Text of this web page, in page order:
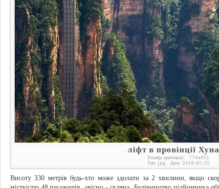
ліфт в провінції
Розмір оригіналу: 774x455
Тип: jpg Дата: 2018-05-25
Висоту 330 метрів будь-хто може здолати за 2 хвилини, якщо